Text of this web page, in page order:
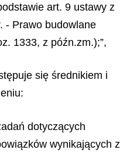
art. 9 ustawy z
- Prawo budowlane
1333, z późn.zm.);”,
się średnikiem i
dotyczących
wynikających z